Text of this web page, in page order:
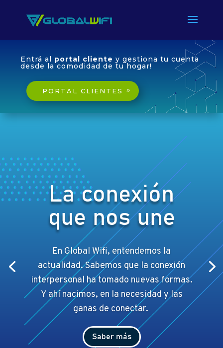
Entrá al portal cliente y gestiona tu cuenta
desde la comodidad de tu hogar!
PORTAL CLIENTES
La conexión
que nos une
En Global Wifi, entendemos la
actualidad. Sabemos que la conexión
interpersonal ha tomado nuevas formas.
Y ahí nacimos, en la necesidad y las
ganas de conectar.
Saber más